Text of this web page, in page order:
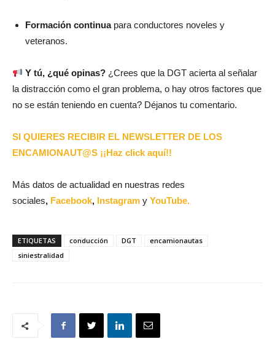
Formación continuapara conductores noveles y
veteranos.
Y tú, ¿qué opinas? ¿Crees que la DGT acierta al señalar
la distracción como el gran problema, o hay otros factores que
no se están teniendo en cuenta? Déjanos tu comentario.
SI QUIERES RECIBIR EL NEWSLETTER DE LOS
ENCAMIONAUT@S ¡¡Haz click aquí!!
Más datos de actualidad en nuestras redes
sociales, Facebook, Instagram y YouTube.
ETIQUETAS conducción DGT
encamionautas
siniestralidad